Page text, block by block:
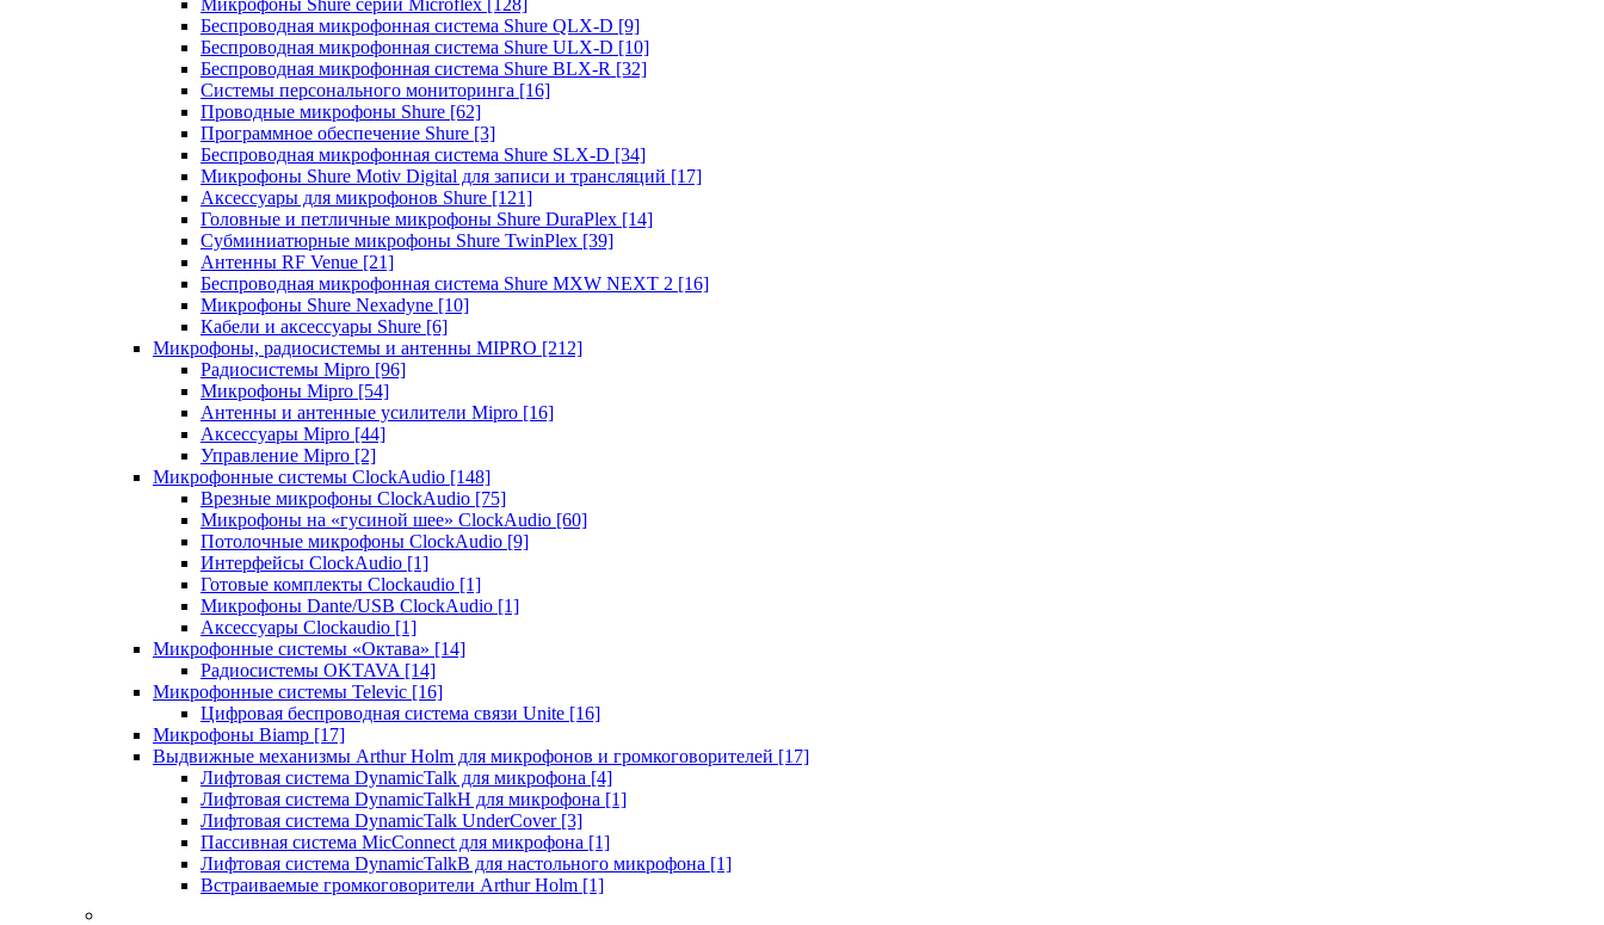
Микрофоны Shure серии Microflex [128]
Беспроводная микрофонная система Shure QLX-D [9]
Беспроводная микрофонная система Shure ULX-D [10]
Беспроводная микрофонная система Shure BLX-R [32]
Системы персонального мониторинга [16]
Проводные микрофоны Shure [62]
Программное обеспечение Shure [3]
Беспроводная микрофонная система Shure SLX-D [34]
Микрофоны Shure Motiv Digital для записи и трансляций [17]
Аксессуары для микрофонов Shure [121]
Головные и петличные микрофоны Shure DuraPlex [14]
Субминиатюрные микрофоны Shure TwinPlex [39]
Антенны RF Venue [21]
Беспроводная микрофонная система Shure MXW NEXT 2 [16]
Микрофоны Shure Nexadyne [10]
Кабели и аксессуары Shure [6]
Микрофоны, радиосистемы и антенны MIPRO [212]
Радиосистемы Mipro [96]
Микрофоны Mipro [54]
Антенны и антенные усилители Mipro [16]
Аксессуары Mipro [44]
Управление Mipro [2]
Микрофонные системы ClockAudio [148]
Врезные микрофоны ClockAudio [75]
Микрофоны на «гусиной шее» ClockAudio [60]
Потолочные микрофоны ClockAudio [9]
Интерфейсы ClockAudio [1]
Готовые комплекты Clockaudio [1]
Микрофоны Dante/USB ClockAudio [1]
Аксессуары Clockaudio [1]
Микрофонные системы «Октава» [14]
Радиосистемы OKTAVA [14]
Микрофонные системы Televic [16]
Цифровая беспроводная система связи Unite [16]
Микрофоны Biamp [17]
Выдвижные механизмы Arthur Holm для микрофонов и громкоговорителей [17]
Лифтовая система DynamicTalk для микрофона [4]
Лифтовая система DynamicTalkH для микрофона [1]
Лифтовая система DynamicTalk UnderCover [3]
Пассивная система MicConnect для микрофона [1]
Лифтовая система DynamicTalkB для настольного микрофона [1]
Встраиваемые громкоговорители Arthur Holm [1]